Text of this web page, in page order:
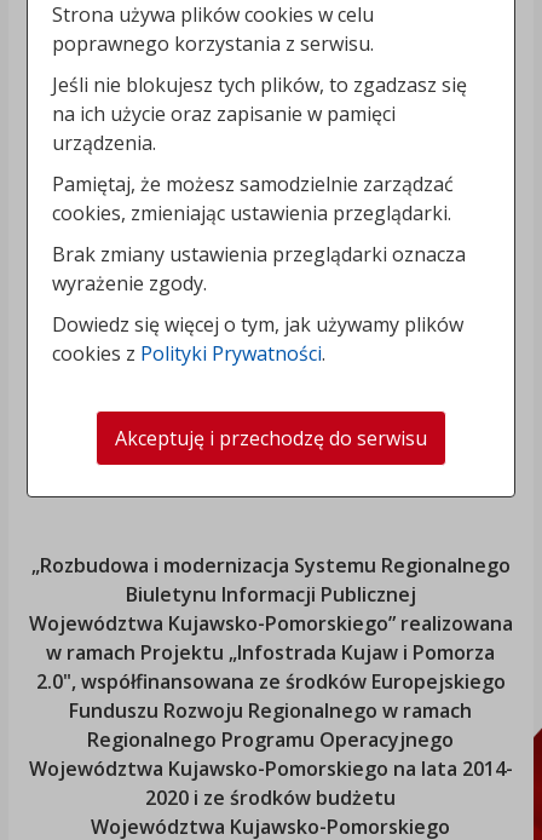
„Rozbudowa i modernizacja Systemu Regionalnego
Biuletynu Informacji Publicznej
Województwa Kujawsko-Pomorskiego” realizowana
w ramach Projektu „Infostrada Kujaw i Pomorza
2.0", współfinansowana ze środków Europejskiego
Funduszu Rozwoju Regionalnego w ramach
Regionalnego Programu Operacyjnego
Województwa Kujawsko-Pomorskiego na lata 2014-
2020 i ze środków budżetu
Województwa Kujawsko-Pomorskiego
Strona używa plików cookies w celu
poprawnego korzystania z serwisu.
Jeśli nie blokujesz tych plików, to zgadzasz się
na ich użycie oraz zapisanie w pamięci
urządzenia.
Pamiętaj, że możesz samodzielnie zarządzać
cookies, zmieniając ustawienia przeglądarki.
Brak zmiany ustawienia przeglądarki oznacza
wyrażenie zgody.
Dowiedz się więcej o tym, jak używamy plików
cookies z Polityki Prywatności.
Akceptuję i przechodzę do serwisu